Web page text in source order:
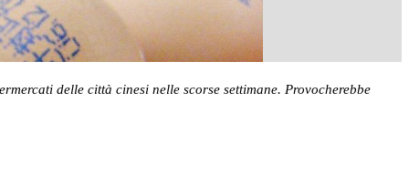
delle città cinesi nelle scorse settimane. Provocherebbe